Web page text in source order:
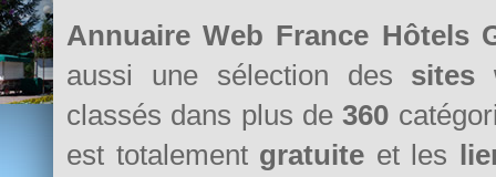
Annuaire Web France Hôtels
aussi une sélection des sites
classés dans plus de360
est totalement gratuite et les